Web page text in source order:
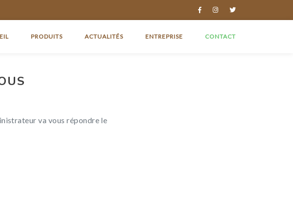
PRODUITS ACTUALITÉS ENTREPRISE CONTACT
va vous répondre le